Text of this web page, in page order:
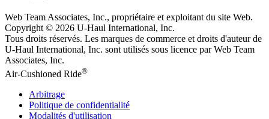
Web Team Associates, Inc., propriétaire et exploitant du site Web.
Copyright © 2026 U-Haul International, Inc.
Tous droits réservés. Les marques de commerce et droits d'auteur de
U-Haul International, Inc. sont utilisés sous licence par Web Team
Associates, Inc.
Air-Cushioned Ride®
Arbitrage
Politique de confidentialité
Modalités d'utilisation